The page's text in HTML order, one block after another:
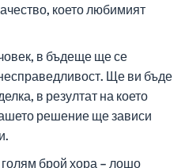
което любимият
в бъдеще ще се
Ще ви бъде
в резултат на което
решение ще зависи
брой хора – лошо